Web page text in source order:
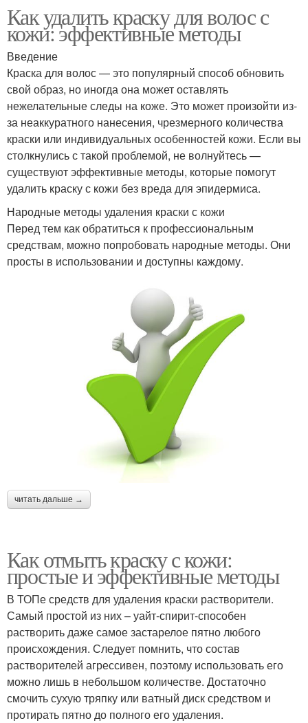
Как удалить краску для волос с
кожи: эффективные методы
Введение
Краска для волос — это популярный способ обновить
свой образ, но иногда она может оставлять
нежелательные следы на коже. Это может произойти из-
за неаккуратного нанесения, чрезмерного количества
краски или индивидуальных особенностей кожи. Если вы
столкнулись с такой проблемой, не волнуйтесь —
существуют эффективные методы, которые помогут
удалить краску с кожи без вреда для эпидермиса.
Народные методы удаления краски с кожи
Перед тем как обратиться к профессиональным
средствам, можно попробовать народные методы. Они
просты в использовании и доступны каждому.
читать дальше →
Как отмыть краску с кожи:
простые и эффективные методы
В ТОПе средств для удаления краски растворители.
Самый простой из них – уайт-спирит-способен
растворить даже самое застарелое пятно любого
происхождения. Следует помнить, что состав
растворителей агрессивен, поэтому использовать его
можно лишь в небольшом количестве. Достаточно
смочить сухую тряпку или ватный диск средством и
протирать пятно до полного его удаления.